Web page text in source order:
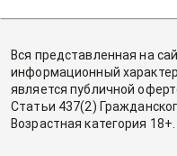
Вся представленная на
информационный
является публичной
Статьи 437(2)
Возрастная категория 18+.